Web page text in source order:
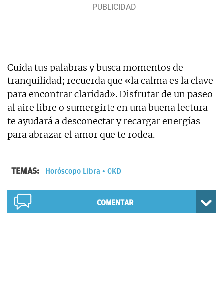
Cuida tus palabras y busca momentos de
tranquilidad; recuerda que «la calma es la clave
para encontrar claridad». Disfrutar de un paseo
al aire libre o sumergirte en una buena lectura
te ayudará a desconectar y recargar energías
para abrazar el amor que te rodea.
TEMAS: Horóscopo Libra OKD
COMENTAR